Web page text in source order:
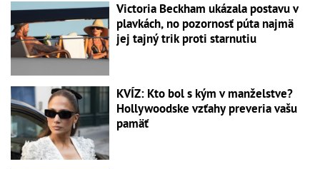
Victoria Beckham ukázala postavu v
plavkách, no pozornosť púta najmä
jej tajný trik proti starnutiu
KVÍZ: Kto bol s kým v manželstve?
Hollywoodske vzťahy preveria vašu
pamäť